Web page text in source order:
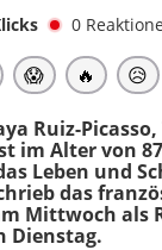
0
😱 🔥 😥
Ruiz-
im Alter von
Leben und
das
Mittwoch als
Dienstag.